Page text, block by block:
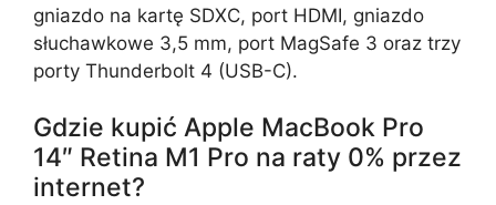
gniazdo na kartę SDXC, port HDMI, gniazdo
słuchawkowe 3,5 mm, port MagSafe 3 oraz trzy
porty Thunderbolt 4 (USB-C).
Gdzie kupić Apple MacBook Pro
14″ Retina M1 Pro na raty 0% przez
internet?